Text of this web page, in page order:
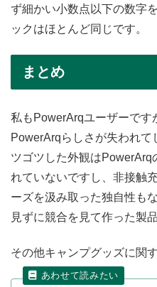
ず細かい小数点以下の数字
ックはほとんど同じです。
まとめ
私もPowerArqユーザーです
PowerArqらしさが失われ
ツゴツした外観はPowerArq
れていないですし、非接触
ーズを汲み取った独自性も
見ずに競合を見て作った製
その他キャンプグッズに関